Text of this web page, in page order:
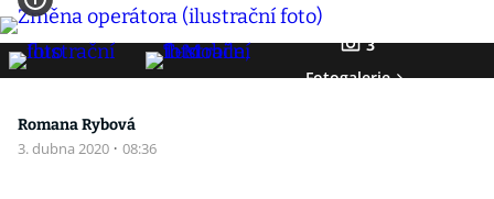
3
Fotogalerie
Romana Rybová
3. dubna 2020 · 08:36